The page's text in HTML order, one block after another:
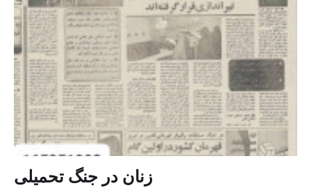
زنان در جنگ تحمیلی